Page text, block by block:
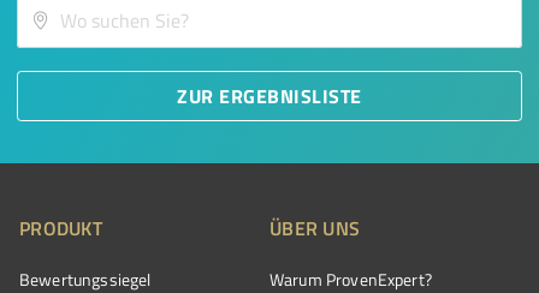
ZUR ERGEBNISLISTE
PRODUKT
Bewertungssiegel
ÜBER UNS
Warum ProvenExpert?